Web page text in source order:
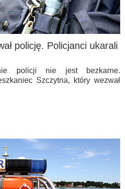
policję. Policjanci ukarali
policji nie jest bezkarne.
Szczytna, który wezwał